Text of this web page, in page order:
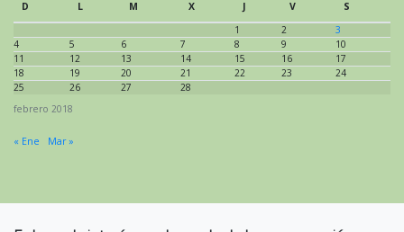
febrero 2018
D L M X J V
S
1
2
3
4
5 6 7 8 9
10
11
12 13 14 15 16
17
18
19 20 21 22 23
24
25
26 27 28
« Ene Mar »